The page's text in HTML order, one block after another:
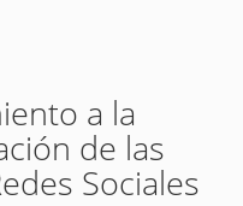
a la
de las
Sociales